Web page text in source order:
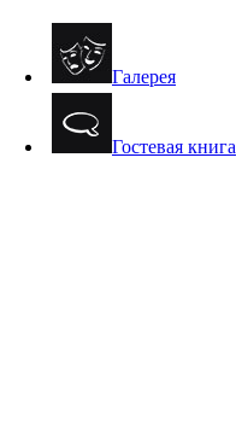
Галерея
Гостевая книга